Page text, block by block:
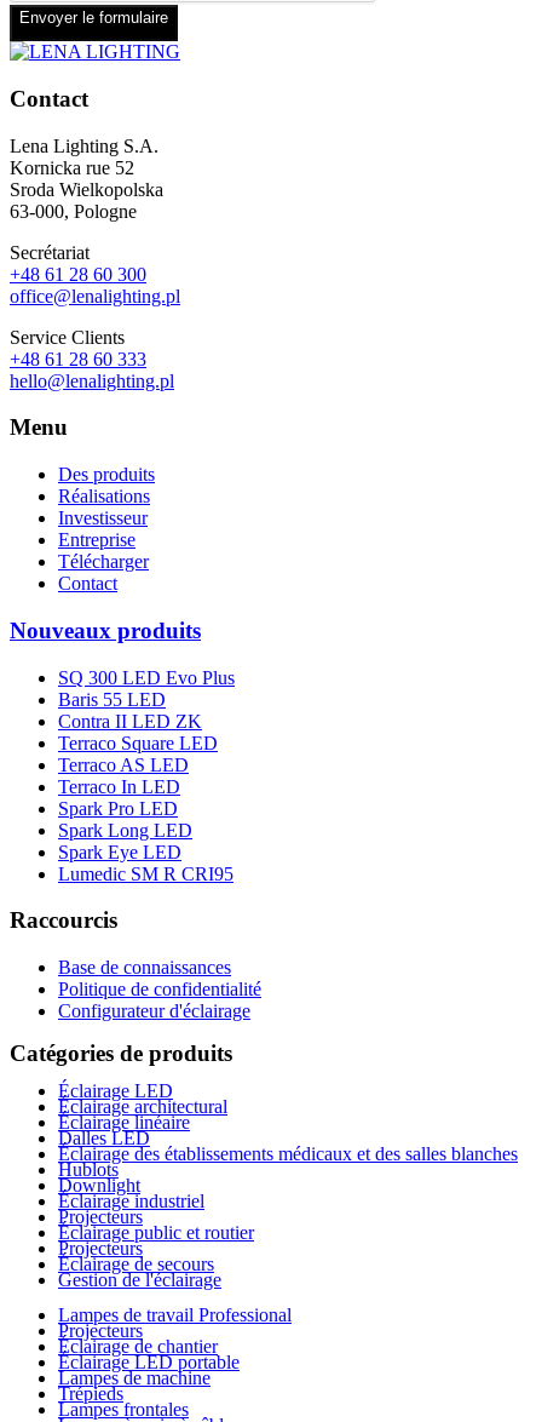
Envoyer le formulaire
Contact
Lena Lighting S.A.
Kornicka rue 52
Sroda Wielkopolska
63-000, Pologne
Secrétariat
+48 61 28 60 300
office@lenalighting.pl
Service Clients
+48 61 28 60 333
hello@lenalighting.pl
Menu
Des produits
Réalisations
Investisseur
Entreprise
Télécharger
Contact
Nouveaux produits
SQ 300 LED Evo Plus
Baris 55 LED
Contra II LED ZK
Terraco Square LED
Terraco AS LED
Terraco In LED
Spark Pro LED
Spark Long LED
Spark Eye LED
Lumedic SM R CRI95
Raccourcis
Base de connaissances
Politique de confidentialité
Configurateur d'éclairage
Catégories de produits
Éclairage LED
Éclairage architectural
Éclairage linéaire
Dalles LED
Éclairage des établissements médicaux et des salles blanches
Hublots
Downlight
Éclairage industriel
Projecteurs
Éclairage public et routier
Projecteurs
Éclairage de secours
Gestion de l'éclairage
Lampes de travail Professional
Projecteurs
Éclairage de chantier
Éclairage LED portable
Lampes de machine
Trépieds
Lampes frontales